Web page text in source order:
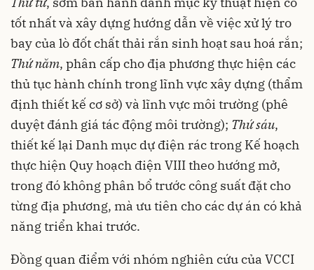
tốt nhất và xây dựng hướng dẫn về việc xử lý tro
bay của lò đốt chất thải rắn sinh hoạt sau hoá rắn;
Thứ năm, phân cấp cho địa phương thực hiện các
thủ tục hành chính trong lĩnh vực xây dựng (thẩm
định thiết kế cơ sở) và lĩnh vực môi trường (phê
duyệt đánh giá tác động môi trường); Thứ sáu,
thiết kế lại Danh mục dự điện rác trong Kế hoạch
thực hiện Quy hoạch điện VIII theo hướng mở,
trong đó không phân bổ trước công suất đặt cho
từng địa phương, mà ưu tiên cho các dự án có khả
năng triển khai trước.
Đồng quan điểm với nhóm nghiên cứu của VCCI